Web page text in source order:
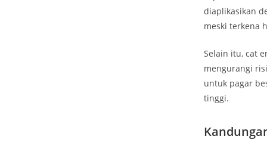
diaplikasikan
meski terkena
Selain itu, cat
mengurangi
untuk pagar
tinggi.